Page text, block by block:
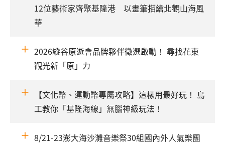
12位藝術家齊聚基隆港 以畫筆描繪北觀山海風
華
2026縱谷原遊會品牌夥伴徵選啟動！ 尋找花東
觀光新「原」力
【文化幣、運動幣專屬攻略】這樣用最好玩！ 島
工教你「基隆海線」無腦神級玩法！
8/21-23澎大海沙灘音樂祭30組國內外人氣樂團